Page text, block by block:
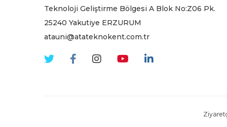
Teknoloji Geliştirme Bölgesi A Blok No:Z06 Pk.
25240 Yakutiye ERZURUM
atauni@atateknokent.com.tr